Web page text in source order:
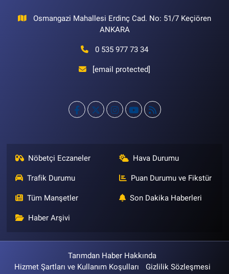
Osmangazi Mahallesi Erdinç Cad. No: 51/7 Keçiören
ANKARA
0 535 977 73 34
[email protected]
Nöbetçi Eczaneler Hava Durumu
Trafik Durumu Puan Durumu ve Fikstür
Tüm Manşetler Son Dakika Haberleri
Haber Arşivi
Tarımdan Haber Hakkında
Hizmet Şartları ve Kullanım Koşulları
Gizlilik Sözleşmesi